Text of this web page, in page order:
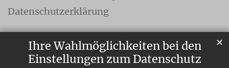
Ihre Wahlmöglichkeiten bei den
Einstellungen zum Datenschutz
✕
Datenschutzerklärung